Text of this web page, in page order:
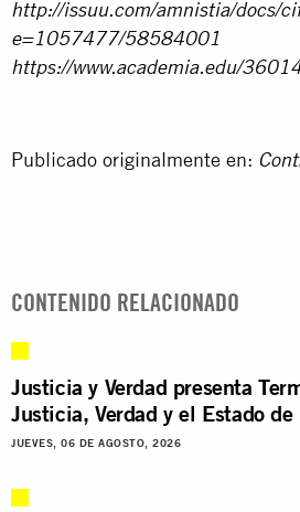
http://issuu.com/amnistia/docs/
e=1057477/58584001
https://www.academia.edu/
Publicado originalmente en:
CONTENIDO RELACIONADO
Justicia y Verdad presenta
Justicia, Verdad y el Estado de
JUEVES, 06 DE AGOSTO, 2026